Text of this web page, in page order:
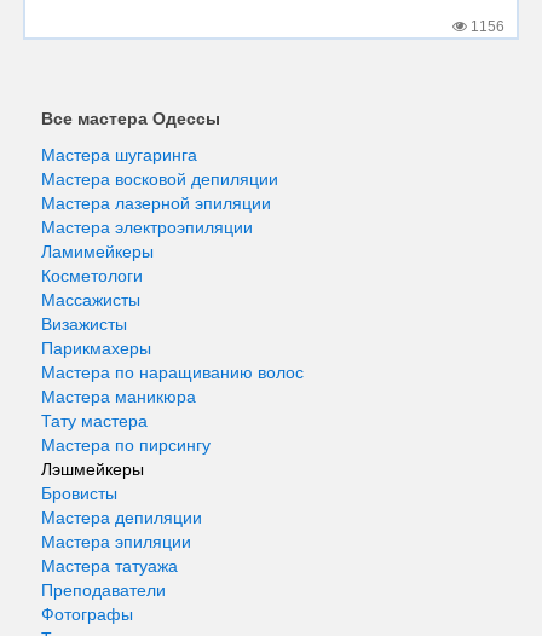
1156
Все мастера Одессы
Мастера шугаринга
Мастера восковой депиляции
Мастера лазерной эпиляции
Мастера электроэпиляции
Ламимейкеры
Косметологи
Массажисты
Визажисты
Парикмахеры
Мастера по наращиванию волос
Мастера маникюра
Тату мастера
Мастера по пирсингу
Лэшмейкеры
Бровисты
Мастера депиляции
Мастера эпиляции
Мастера татуажа
Преподаватели
Фотографы